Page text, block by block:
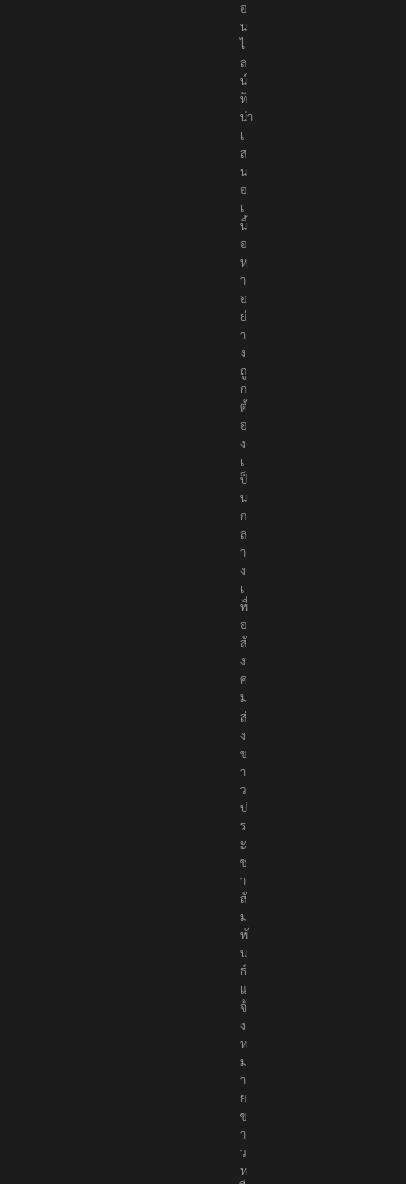
อ
น
ไ
ล
น์
ที่
นำ
เ
ส
น
อ
เ
นื้
อ
ห
า
อ
ย่
า
ง
ถู
ก
ต้
อ
ง
เ
ป็
น
ก
ล
า
ง
เ
พื่
อ
สั
ง
ค
ม
ส่
ง
ข่
า
ว
ป
ร
ะ
ช
า
สั
ม
พั
น
ธ์
แ
จ้
ง
ห
ม
า
ย
ข่
า
ว
ห